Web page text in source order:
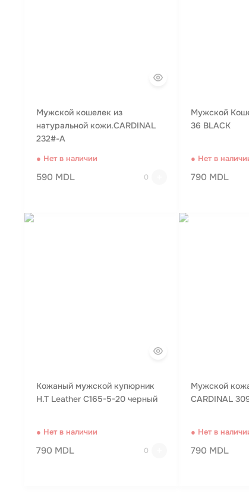
Мужской кошелек из
натуральной кожи.CARDINAL
232#-A
● Нет в наличии
590 MDL 0
Мужской
36 BLACK
● Нет в
790 MDL
Кожаный мужской купюрник
H.T Leather C165-5-20 черный
● Нет в наличии
790 MDL 0
Мужской
CARDINAL
● Нет в
790 MDL